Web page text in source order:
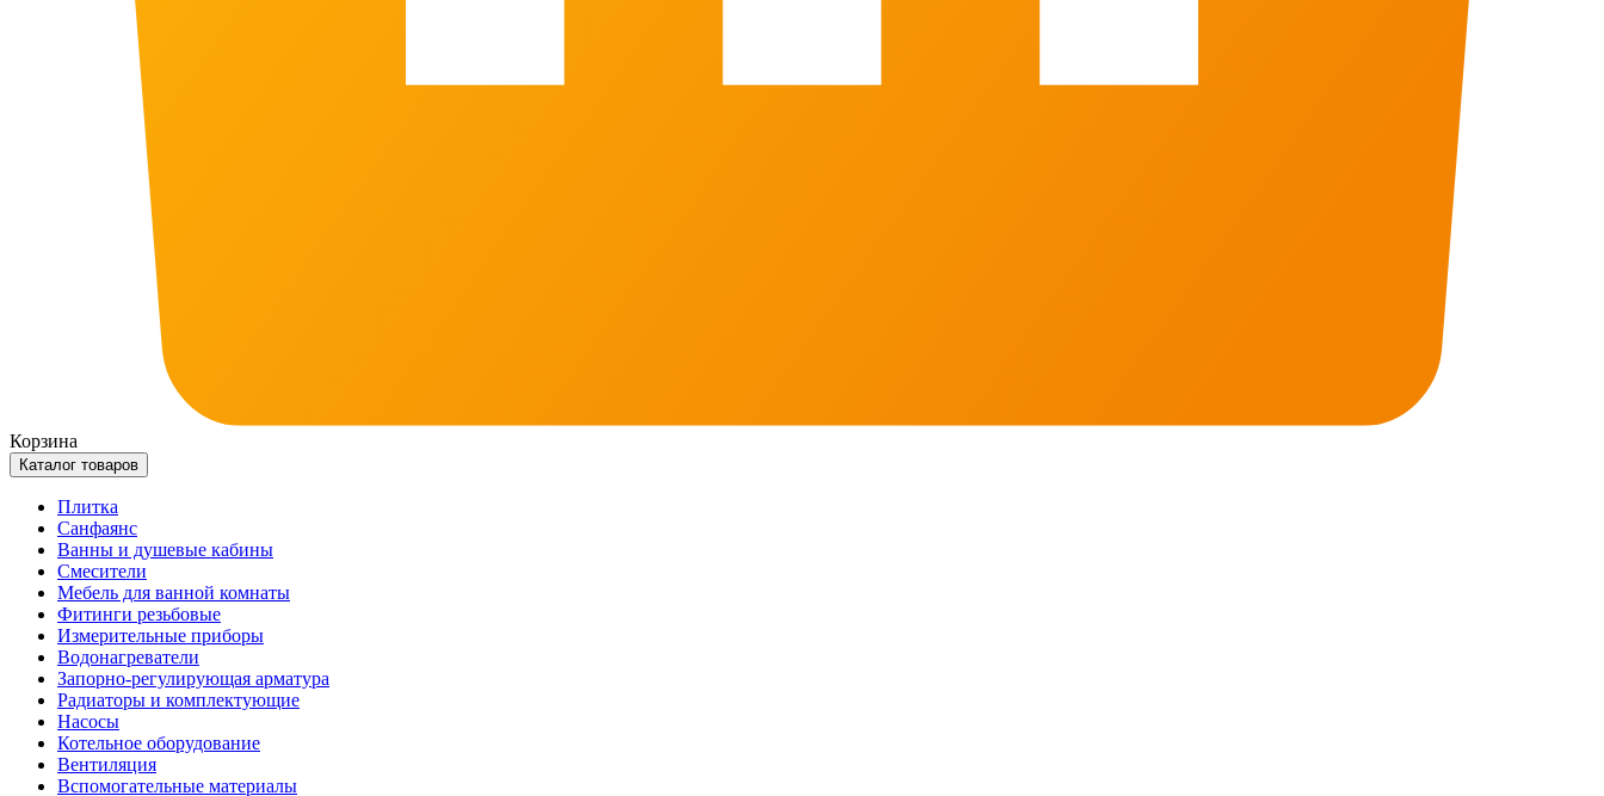
Корзина
Каталог товаров
Плитка
Санфаянс
Ванны и душевые кабины
Смесители
Мебель для ванной комнаты
Фитинги резьбовые
Измерительные приборы
Водонагреватели
Запорно-регулирующая арматура
Радиаторы и комплектующие
Насосы
Котельное оборудование
Вентиляция
Вспомогательные материалы